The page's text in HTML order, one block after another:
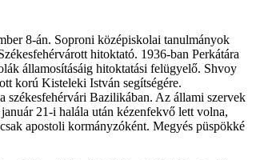
8-án. Soproni középiskolai tanulmányok
hitoktató. 1936-ban Perkátára
államosításáig hitoktatási felügyelő. Shvoy
korú Kisteleki István segítségére.
székesfehérvári Bazilikában. Az állami szervek
21-i halála után kézenfekvő lett volna,
apostoli kormányzóként. Megyés püspökké